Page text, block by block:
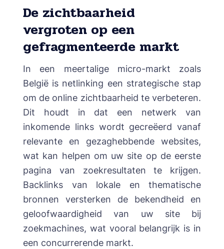
De zichtbaarheid
vergroten op een
gefragmenteerde markt
In een meertalige micro-markt zoals
België is netlinking een strategische stap
om de online zichtbaarheid te verbeteren.
Dit houdt in dat een netwerk van
inkomende links wordt gecreëerd vanaf
relevante en gezaghebbende websites,
wat kan helpen om uw site op de eerste
pagina van zoekresultaten te krijgen.
Backlinks van lokale en thematische
bronnen versterken de bekendheid en
geloofwaardigheid van uw site bij
zoekmachines, wat vooral belangrijk is in
een concurrerende markt.